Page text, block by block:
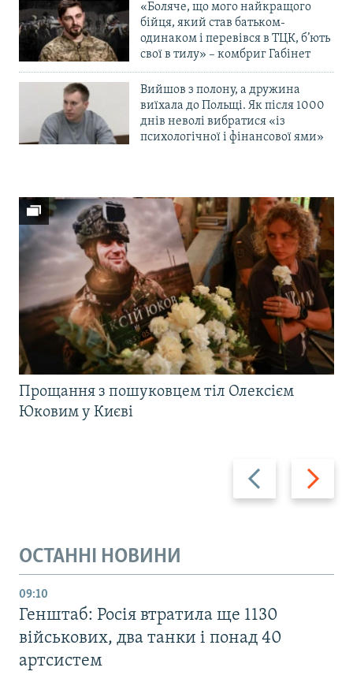
«Боляче, що мого найкращого
бійця, який став батьком-
одинаком і перевівся в ТЦК, б’ють
свої в тилу» – комбриг Габінет
Вийшов з полону, а дружина
виїхала до Польщі. Як після 1000
днів неволі вибратися «із
психологічної і фінансової ями»
Назад Вперед
Прощання з пошуковцем тіл Олексієм
Юковим у Києві
ОСТАННІ НОВИНИ
09:10
Генштаб: Росія втратила ще 1130
військових, два танки і понад 40
артсистем